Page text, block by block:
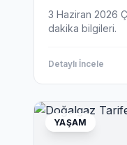
3 Haziran 2026
dakika bilgileri.
Detaylı İncele
YAŞAM